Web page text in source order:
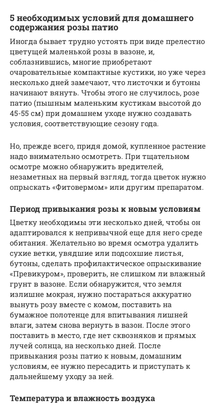
5 необходимых условий для домашнего
содержания розы патио
Иногда бывает трудно устоять при виде прелестно
цветущей маленькой розы в вазоне, и,
соблазнившись, многие приобретают
очаровательные компактные кустики, но уже через
несколько дней замечают, что листочки и бутоны
начинают вянуть. Чтобы этого не случилось, розе
патио (пышным маленьким кустикам высотой до
45-55 см) при домашнем уходе нужно создавать
условия, соответствующие сезону года.
Но, прежде всего, придя домой, купленное растение
надо внимательно осмотреть. При тщательном
осмотре можно обнаружить вредителей,
незаметных на первый взгляд, тогда цветок нужно
опрыскать «Фитовермом» или другим препаратом.
Период привыкания розы к новым условиям
Цветку необходимы эти несколько дней, чтобы он
адаптировался к непривычной еще для него среде
обитания. Желательно во время осмотра удалить
сухие ветки, увядшие или подсохшие листья,
бутоны, сделать профилактическое опрыскивание
«Превикуром», проверить, не слишком ли влажный
грунт в вазоне. Если обнаружится, что земля
излишне мокрая, нужно постараться аккуратно
вынуть розу вместе с комом, поставить на
бумажное полотенце для впитывания лишней
влаги, затем снова вернуть в вазон. После этого
поставить в место, где нет сквозняков и прямых
лучей солнца, на несколько дней. После
привыкания розы патио к новым, домашним
условиям, ее нужно пересадить и приступать к
дальнейшему уходу за ней.
Температура и влажность воздуха